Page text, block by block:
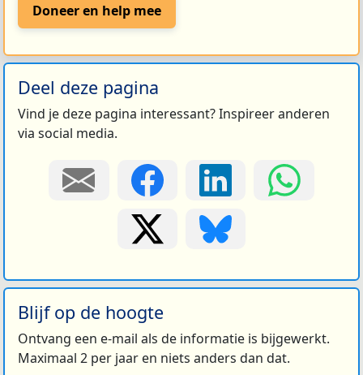
Doneer en help mee
Deel deze pagina
Vind je deze pagina interessant? Inspireer anderen
via social media.
Blijf op de hoogte
Ontvang een e-mail als de informatie is bijgewerkt.
Maximaal 2 per jaar en niets anders dan dat.